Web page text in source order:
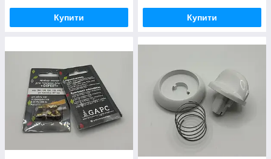
Купити Купити